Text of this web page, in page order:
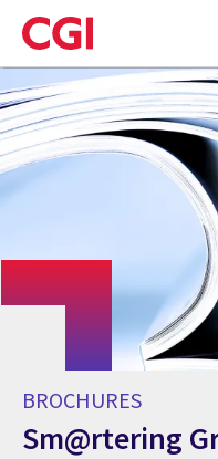
Skip
to
main
content
BROCHURES
Sm@rtering